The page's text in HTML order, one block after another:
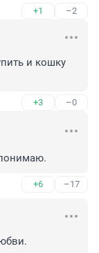
+1 –2
и кошку
+3 –0
+6 –17